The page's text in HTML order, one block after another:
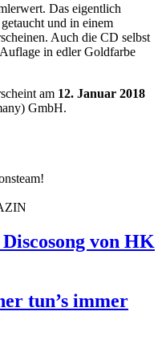
Das eigentlich
und in einem
Auch die CD selbst
in edler Goldfarbe
am 12. Januar 2018
GmbH.
von HK
tun’s immer